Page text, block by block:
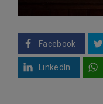
Facebook
LinkedIn